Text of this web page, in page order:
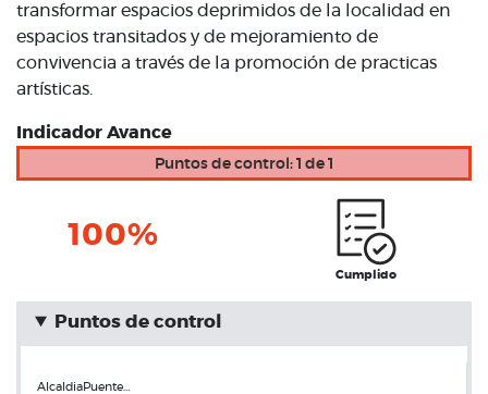
transformar espacios deprimidos de la localidad en
espacios transitados y de mejoramiento de
convivencia a través de la promoción de practicas
artísticas.
Indicador Avance
Puntos de control: 1 de 1
100%
Cumplido
Puntos de control
AlcaldiaPuente…